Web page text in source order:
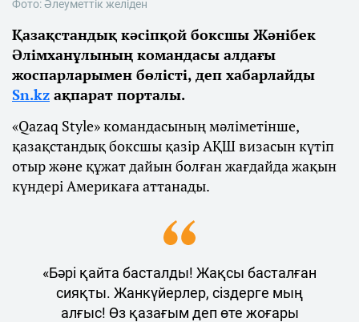
Фото: Әлеуметтік желіден
Қазақстандық кәсіпқой боксшы Жәнібек
Әлімханұлының командасы алдағы
жоспарларымен бөлісті, деп хабарлайды
Sn.kz ақпарат порталы.
«Qazaq Style» командасының мәліметінше,
қазақстандық боксшы қазір АҚШ визасын күтіп
отыр және құжат дайын болған жағдайда жақын
күндері Америкаға аттанады.
«Бәрі қайта басталды! Жақсы басталған
сияқты. Жанкүйерлер, сіздерге мың
алғыс! Өз қазағым деп өте жоғары